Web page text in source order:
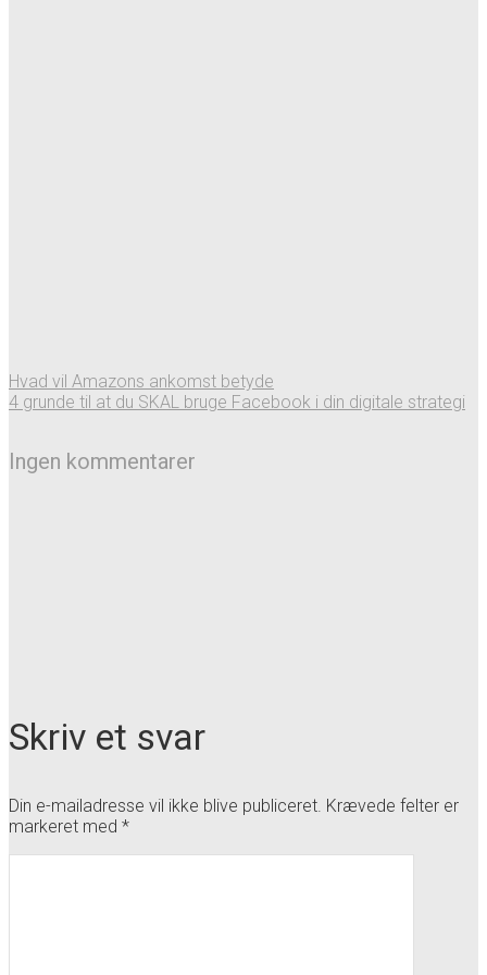
Hvad vil Amazons ankomst betyde
4 grunde til at du SKAL bruge Facebook i din digitale strategi
Ingen kommentarer
Skriv et svar
Din e-mailadresse vil ikke blive publiceret. Krævede felter er
markeret med *